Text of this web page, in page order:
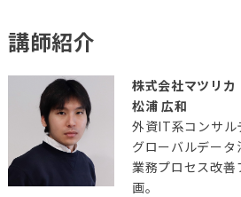
講師紹介
株式会社マツリカ
松浦 広和
外資IT系コンサル
グローバルデー
業務プロセス改
画。